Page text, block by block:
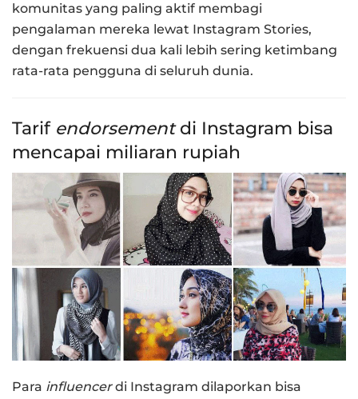
komunitas yang paling aktif membagi
pengalaman mereka lewat Instagram Stories,
dengan frekuensi dua kali lebih sering ketimbang
rata-rata pengguna di seluruh dunia.
Tarif endorsementdi Instagram bisa
mencapai miliaran rupiah
Para influencerdi Instagram dilaporkan bisa